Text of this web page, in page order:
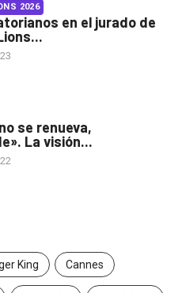
2026
en el jurado de
se renueva,
La visión...
King Cannes